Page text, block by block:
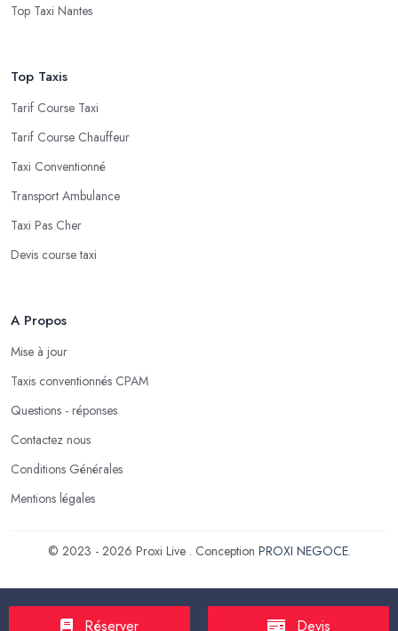
Top Taxi Nantes
Top Taxis
Tarif Course Taxi
Tarif Course Chauffeur
Taxi Conventionné
Transport Ambulance
Taxi Pas Cher
Devis course taxi
A Propos
Mise à jour
Taxis conventionnés CPAM
Questions - réponses
Contactez nous
Conditions Générales
Mentions légales
© 2023 - 2026 Proxi Live . Conception PROXI NEGOCE.
Réserver Devis